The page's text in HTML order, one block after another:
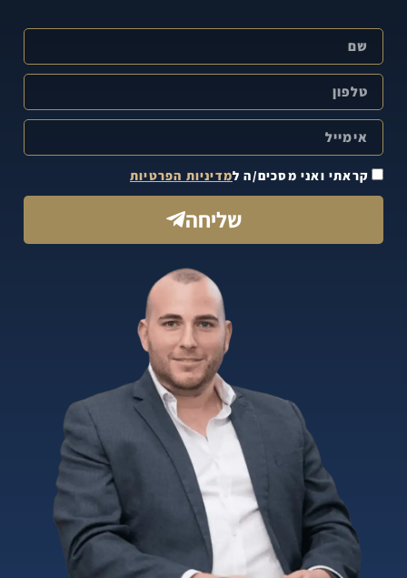
קראתי ואני מסכים/ה למדיניות הפרטיות
שליחה